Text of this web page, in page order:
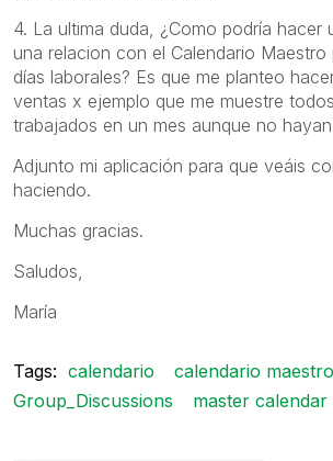
4. La ultima duda, ¿Como podría hacer
una relacion con el Calendario Maestro
días laborales? Es que me planteo
ventas x ejemplo que me muestre
trabajados en un mes aunque no
Adjunto mi aplicación para que veáis
haciendo.
Muchas gracias.
Saludos,
María
Tags: calendario calendario maestro
Group_Discussions
master calendar